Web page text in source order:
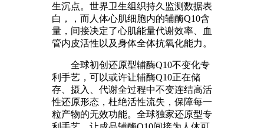
生沉点。世界卫生组织持久监测数据表
白，，而人体心肌细胞内的辅酶Q10含
量，间接决定了心肌能量代谢效率、血
管内皮活性以及身体全体抗氧化能力。
全球初创还原型辅酶Q10不变化专
利手艺，可以或许让辅酶Q10正在储
存、摄入、代谢全过程中不变连结高活
性还原形态，杜绝活性流失，保障每一
粒产物的无效功能。全球独家还原型专